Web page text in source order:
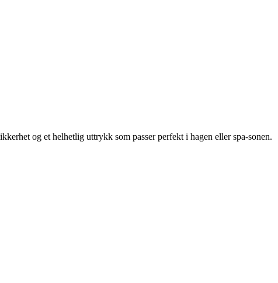
og et helhetlig uttrykk som passer perfekt i hagen eller spa-sonen.